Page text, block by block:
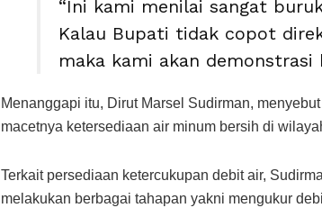
“Ini kami menilai sangat
Kalau Bupati tidak copot
maka kami akan demonstrasi
Menanggapi itu, Dirut Marsel Sudirman,
macetnya ketersediaan air minum bersih di
Terkait persediaan ketercukupan debit air,
melakukan berbagai tahapan yakni mengukur